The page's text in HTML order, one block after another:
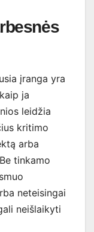
įranga yra
ja
leidžia
kritimo
arba
tinkamo
neteisingai
neišlaikyti